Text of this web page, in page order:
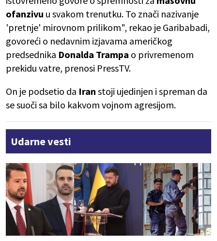
ofanzivu u svakom trenutku. To znači nazivanje
'pretnje' mirovnom prilikom", rekao je Garibabadi,
govoreći o nedavnim izjavama američkog
predsednika Donalda Trampa o privremenom
prekidu vatre, prenosi PressTV.
On je podsetio da Iran stoji ujedinjen i spreman da
se suoči sa bilo kakvom vojnom agresijom.
Udarne vesti